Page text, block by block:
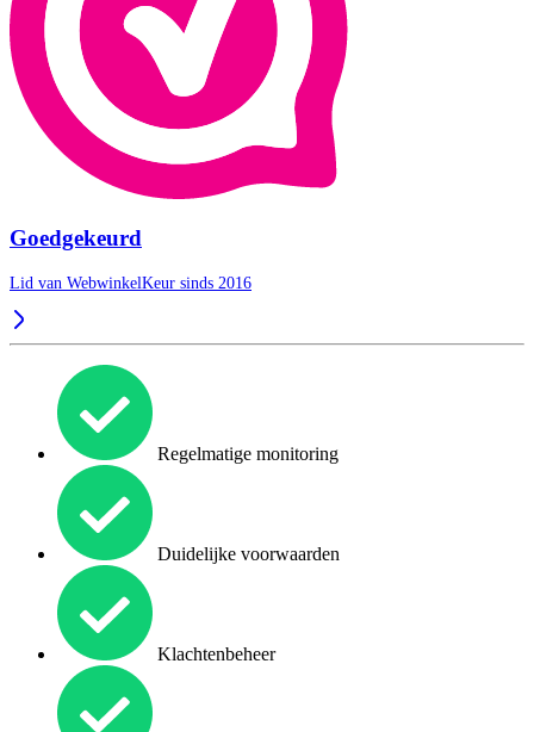
Goedgekeurd
Lid van WebwinkelKeur sinds 2016
Regelmatige monitoring
Duidelijke voorwaarden
Klachtenbeheer